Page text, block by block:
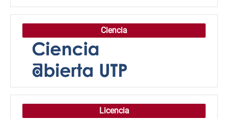
Ciencia
Licencia